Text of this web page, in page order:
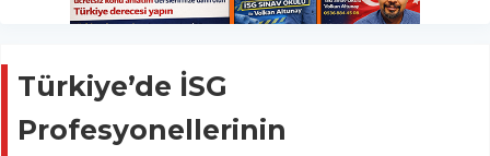
Türkiye’de İSG
Profesyonellerinin